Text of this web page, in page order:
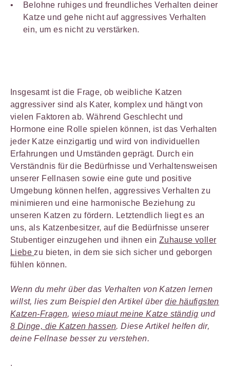
Belohne ruhiges und freundliches Verhalten deiner
Katze und gehe nicht auf aggressives Verhalten
ein, um es nicht zu verstärken.
Insgesamt ist die Frage, ob weibliche Katzen
aggressiver sind als Kater, komplex und hängt von
vielen Faktoren ab. Während Geschlecht und
Hormone eine Rolle spielen können, ist das Verhalten
jeder Katze einzigartig und wird von individuellen
Erfahrungen und Umständen geprägt. Durch ein
Verständnis für die Bedürfnisse und Verhaltensweisen
unserer Fellnasen sowie eine gute und positive
Umgebung können helfen, aggressives Verhalten zu
minimieren und eine harmonische Beziehung zu
unseren Katzen zu fördern. Letztendlich liegt es an
uns, als Katzenbesitzer, auf die Bedürfnisse unserer
Stubentiger einzugehen und ihnen ein Zuhause voller
Liebe zu bieten, in dem sie sich sicher und geborgen
fühlen können.
Wenn du mehr über das Verhalten von Katzen lernen
willst, lies zum Beispiel den Artikel überdie häufigsten
Katzen-Fragen,wieso miaut meine Katze ständig und
8 Dinge, die Katzen hassen. Diese Artikel helfen dir,
deine Fellnase besser zu verstehen.
.